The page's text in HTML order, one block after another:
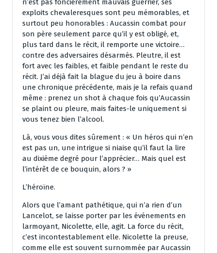
n’est pas foncièrement mauvais guerrier, ses
exploits chevaleresques sont peu mémorables, et
surtout peu honorables : Aucassin combat pour
son père seulement parce qu’il y est obligé, et,
plus tard dans le récit, il remporte une victoire…
contre des adversaires désarmés. Pleutre, il est
fort avec les faibles, et faible pendant le reste du
récit. J’ai déjà fait la blague du jeu à boire dans
une chronique précédente, mais je la refais quand
même : prenez un shot à chaque fois qu’Aucassin
se plaint ou pleure, mais faites-le uniquement si
vous tenez bien l’alcool.
Là, vous vous dites sûrement : « Un héros qui n’en
est pas un, une intrigue si niaise qu’il faut la lire
au dixième degré pour l’apprécier… Mais quel est
l’intérêt de ce bouquin, alors ? »
L’héroïne.
Alors que l’amant pathétique, qui n’a rien d’un
Lancelot, se laisse porter par les événements en
larmoyant, Nicolette, elle, agit. La force du récit,
c’est incontestablement elle. Nicolette la preuse,
comme elle est souvent surnommée par Aucassin